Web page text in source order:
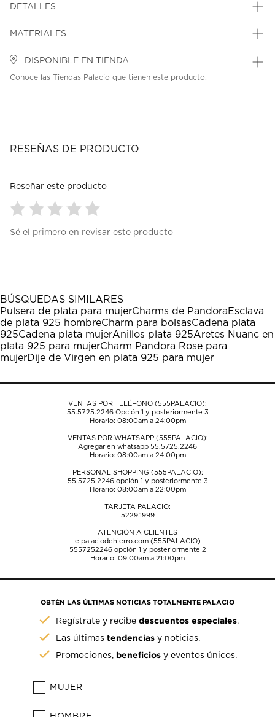
DETALLES
MATERIALES
DISPONIBLE EN TIENDA
Conoce las Tiendas Palacio que tienen este producto.
RESEÑAS DE PRODUCTO
Reseñar este producto
para
1
estrella
Esta
acción
abrirá
el
formulario
envío.
para
estrellas.
Esta
acción
abrirá
el
formulario
envío.
para
estrellas.
Esta
acción
abrirá
el
formulario
envío.
para
estrellas.
Esta
acción
abrirá
el
formulario
envío.
para
estrellas.
Esta
acción
abrirá
el
formulario
envío.
Sé el primero en revisar este producto
BÚSQUEDAS SIMILARES
Pulsera de plata para mujerCharms de PandoraEsclava
de plata 925 hombreCharm para bolsasCadena plata
925Cadena plata mujerAnillos plata 925Aretes Nuanc en
plata 925 para mujerCharm Pandora Rose para
mujerDije de Virgen en plata 925 para mujer
VENTAS POR TELÉFONO (555PALACIO):
55.5725.2246Opción 1 y posteriormente 3
Horario: 08:00am a 24:00pm
VENTAS POR WHATSAPP (555PALACIO):
Agregar en whatsapp 55.5725.2246
Horario: 08:00am a 24:00pm
PERSONAL SHOPPING (555PALACIO):
55.5725.2246opción 1 y posteriormente 3
Horario: 08:00am a 22:00pm
TARJETA PALACIO:
5229.1999
ATENCIÓN A CLIENTES
elpalaciodehierro.com (555PALACIO)
5557252246opción 1 y posteriormente 2
Horario: 09:00am a 21:00pm
OBTÉN LAS ÚLTIMAS NOTICIAS TOTALMENTE PALACIO
Regístrate y recibedescuentos especiales.
Las últimastendencias y noticias.
Promociones, beneficios y eventos únicos.
MUJER